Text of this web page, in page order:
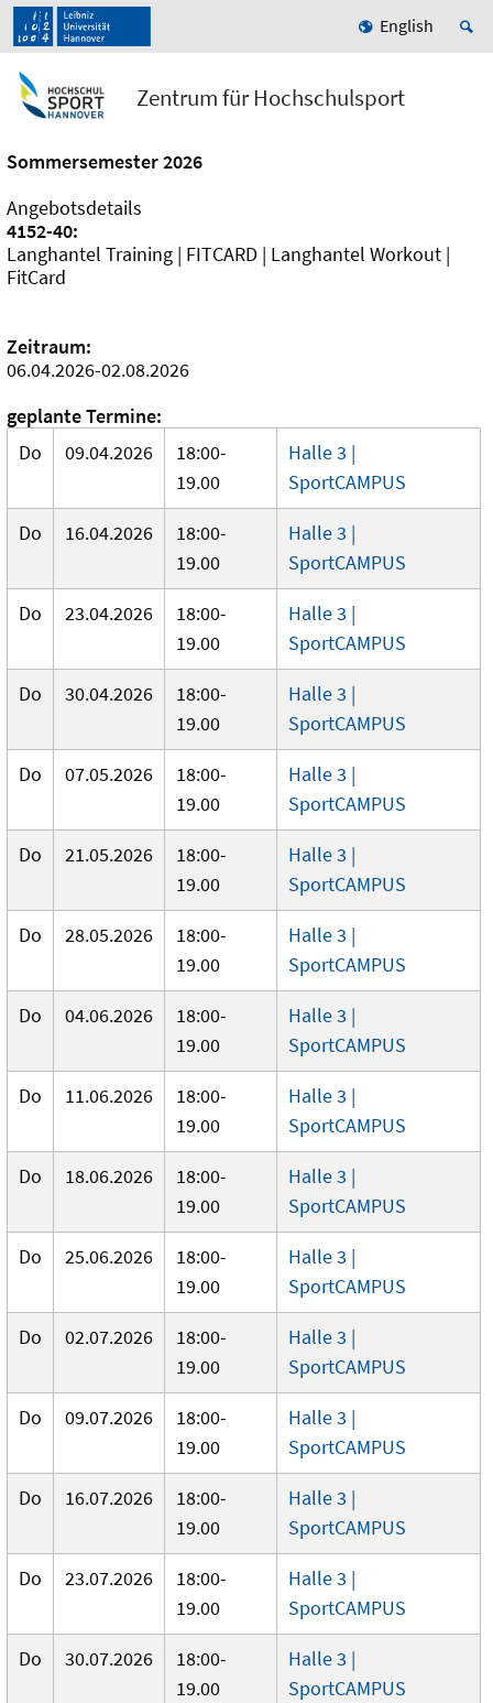
English
Zentrum für Hochschulsport
Sommersemester 2026
Angebotsdetails
4152-40:
Langhantel Training | FITCARD | Langhantel Workout |
FitCard
Zeitraum:
06.04.2026-02.08.2026
geplante Termine:
Do
09.04.2026
18:00-
19.00
Halle 3 |
SportCAMPUS
Do
16.04.2026
18:00-
19.00
Halle 3 |
SportCAMPUS
Do
23.04.2026
18:00-
19.00
Halle 3 |
SportCAMPUS
Do
30.04.2026
18:00-
19.00
Halle 3 |
SportCAMPUS
Do
07.05.2026
18:00-
19.00
Halle 3 |
SportCAMPUS
Do
21.05.2026
18:00-
19.00
Halle 3 |
SportCAMPUS
Do
28.05.2026
18:00-
19.00
Halle 3 |
SportCAMPUS
Do
04.06.2026
18:00-
19.00
Halle 3 |
SportCAMPUS
Do
11.06.2026
18:00-
19.00
Halle 3 |
SportCAMPUS
Do
18.06.2026
18:00-
19.00
Halle 3 |
SportCAMPUS
Do
25.06.2026
18:00-
19.00
Halle 3 |
SportCAMPUS
Do
02.07.2026
18:00-
19.00
Halle 3 |
SportCAMPUS
Do
09.07.2026
18:00-
19.00
Halle 3 |
SportCAMPUS
Do
16.07.2026
18:00-
19.00
Halle 3 |
SportCAMPUS
Do
23.07.2026
18:00-
19.00
Halle 3 |
SportCAMPUS
Do
30.07.2026
18:00-
19.00
Halle 3 |
SportCAMPUS